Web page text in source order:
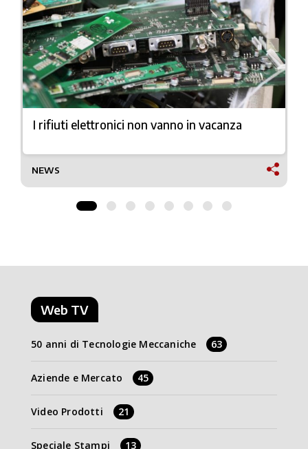
I rifiuti elettronici non vanno in vacanza
NEWS
Web TV
50 anni di Tecnologie Meccaniche 63
Aziende e Mercato 45
Video Prodotti 21
Speciale Stampi 13